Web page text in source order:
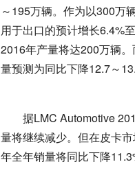
～195万辆。作为以300万
用于出口的预计增长6.4%
2016年产量将达200万辆。
量预测为同比下降12.7～
据LMC Automotive
量将继续减少。但在皮卡
年全年销量将同比下降